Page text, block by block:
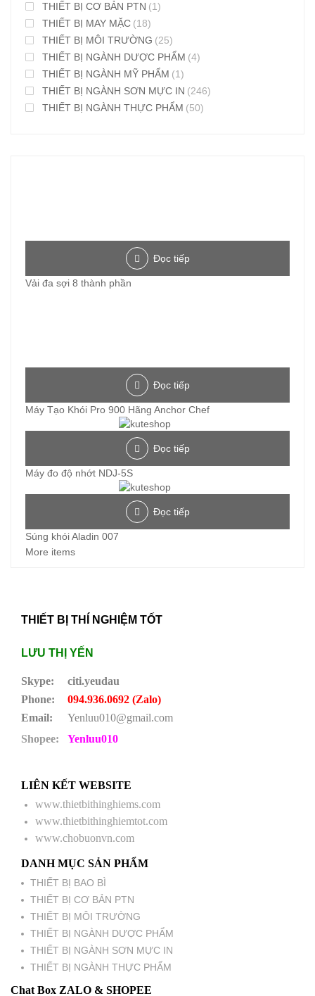
THIẾT BỊ CƠ BẢN PTN (1)
THIẾT BỊ MAY MẶC (18)
THIẾT BỊ MÔI TRƯỜNG (25)
THIẾT BỊ NGÀNH DƯỢC PHẨM (4)
THIẾT BỊ NGÀNH MỸ PHẨM (1)
THIẾT BỊ NGÀNH SƠN MỰC IN (246)
THIẾT BỊ NGÀNH THỰC PHẨM (50)
Đọc tiếp
Vải đa sợi 8 thành phần
Đọc tiếp
Máy Tạo Khói Pro 900 Hãng Anchor Chef
Đọc tiếp
Máy đo độ nhớt NDJ-5S
Đọc tiếp
Súng khói Aladin 007
More items
THIẾT BỊ THÍ NGHIỆM TỐT
LƯU THỊ YẾN
Skype:
citi.yeudau
Phone:
094.936.0692 (Zalo)
Email:
Yenluu010@gmail.com
Shopee:
Yenluu010
LIÊN KẾT WEBSITE
www.thietbithinghiems.com
www.thietbithinghiemtot.com
www.chobuonvn.com
DANH MỤC SẢN PHẨM
THIẾT BỊ BAO BÌ
THIẾT BỊ CƠ BẢN PTN
THIẾT BỊ MÔI TRƯỜNG
THIẾT BỊ NGÀNH DƯỢC PHẨM
THIẾT BỊ NGÀNH SƠN MỰC IN
THIẾT BỊ NGÀNH THỰC PHẨM
Chat Box ZALO & SHOPEE